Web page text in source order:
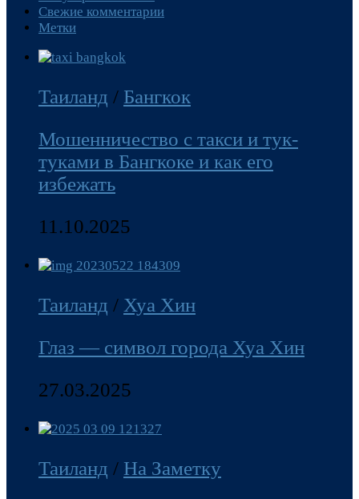
Свежие комментарии
Метки
Таиланд / Бангкок
Мошенничество с такси и тук-
туками в Бангкоке и как его
избежать
11.10.2025
Таиланд / Хуа Хин
Глаз — символ города Хуа Хин
27.03.2025
Таиланд / На Заметку